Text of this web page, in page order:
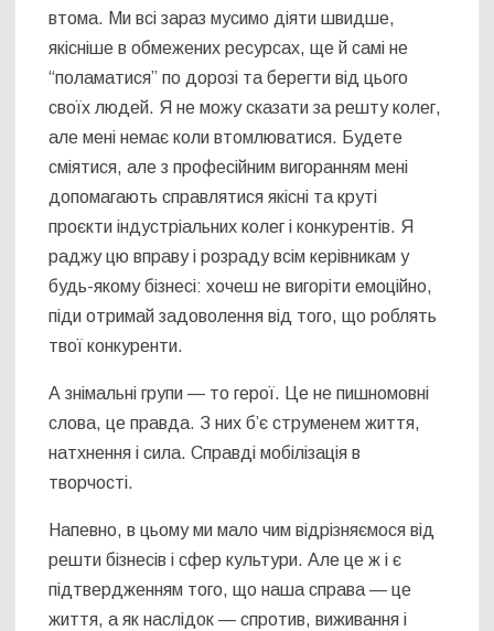
втома. Ми всі зараз мусимо діяти швидше,
якісніше в обмежених ресурсах, ще й самі не
“поламатися” по дорозі та берегти від цього
своїх людей. Я не можу сказати за решту колег,
але мені немає коли втомлюватися. Будете
сміятися, але з професійним вигоранням мені
допомагають справлятися якісні та круті
проєкти індустріальних колег і конкурентів. Я
раджу цю вправу і розраду всім керівникам у
будь-якому бізнесі: хочеш не вигоріти емоційно,
піди отримай задоволення від того, що роблять
твої конкуренти.
А знімальні групи — то герої. Це не пишномовні
слова, це правда. З них б’є струменем життя,
натхнення і сила. Справді мобілізація в
творчості.
Напевно, в цьому ми мало чим відрізняємося від
решти бізнесів і сфер культури. Але це ж і є
підтвердженням того, що наша справа — це
життя, а як наслідок — спротив, виживання і